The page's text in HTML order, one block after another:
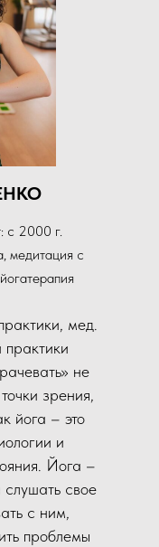
с 2000 г.
медитация с
мед.
практики
не
зрения,
йога – это
и
Йога –
слушать свое
с ним,
проблемы